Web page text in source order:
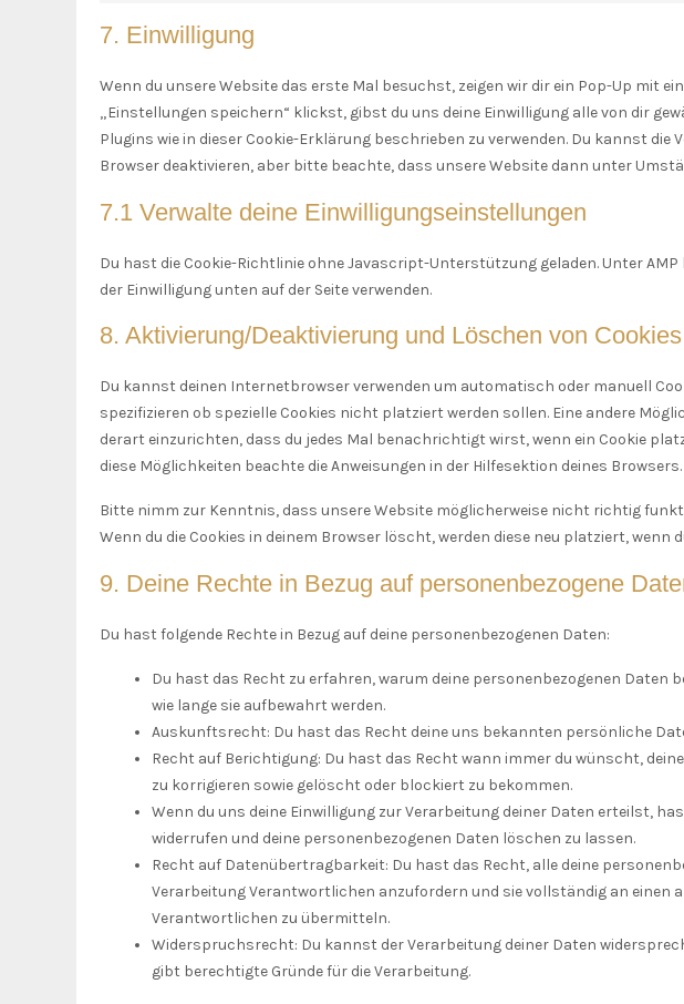
7. Einwilligung
Wenn du unsere Website das erste Mal besuchst, zeigen wir dir ein Pop-Up mit
„Einstellungen speichern“ klickst, gibst du uns deine Einwilligung alle von dir
Plugins wie in dieser Cookie-Erklärung beschrieben zu verwenden. Du kannst die
Browser deaktivieren, aber bitte beachte, dass unsere Website dann unter
7.1 Verwalte deine Einwilligungseinstellungen
Du hast die Cookie-Richtlinie ohne Javascript-Unterstützung geladen. Unter
der Einwilligung unten auf der Seite verwenden.
8. Aktivierung/Deaktivierung und Löschen von Cookies
Du kannst deinen Internetbrowser verwenden um automatisch oder manuell
spezifizieren ob spezielle Cookies nicht platziert werden sollen. Eine andere
derart einzurichten, dass du jedes Mal benachrichtigt wirst, wenn ein Cookie
diese Möglichkeiten beachte die Anweisungen in der Hilfesektion deines Browsers.
Bitte nimm zur Kenntnis, dass unsere Website möglicherweise nicht richtig
Wenn du die Cookies in deinem Browser löscht, werden diese neu platziert, wenn
9. Deine Rechte in Bezug auf personenbezogene
Du hast folgende Rechte in Bezug auf deine personenbezogenen Daten:
Du hast das Recht zu erfahren, warum deine personenbezogenen Daten
wie lange sie aufbewahrt werden.
Auskunftsrecht: Du hast das Recht deine uns bekannten persönliche
Recht auf Berichtigung: Du hast das Recht wann immer du wünscht,
zu korrigieren sowie gelöscht oder blockiert zu bekommen.
Wenn du uns deine Einwilligung zur Verarbeitung deiner Daten erteilst,
widerrufen und deine personenbezogenen Daten löschen zu lassen.
Recht auf Datenübertragbarkeit: Du hast das Recht, alle deine
Verarbeitung Verantwortlichen anzufordern und sie vollständig an einen
Verantwortlichen zu übermitteln.
Widerspruchsrecht: Du kannst der Verarbeitung deiner Daten
gibt berechtigte Gründe für die Verarbeitung.